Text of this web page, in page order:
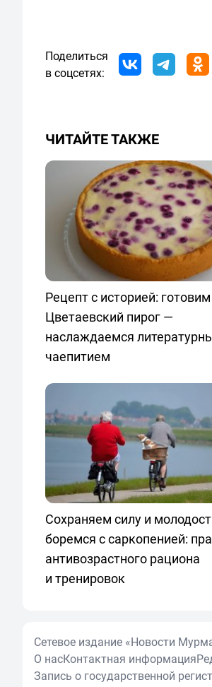
Поделиться
в соцсетях:
ЧИТАЙТЕ ТАКЖЕ
Рецепт с историей: готовим
Цветаевский пирог —
наслаждаемся
чаепитием
Сохраняем силу и
боремся с саркопенией:
антивозрастного рациона
и тренировок
Сетевое издание «Новости
О насКонтактная информация
Запись о государственной